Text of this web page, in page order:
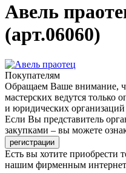
Авель
(арт.06060)
Покупателям
Обращаем Ваше внимание,
мастерских ведутся только
и юридических организаций
Если Вы представитель
закупками – вы можете
Есть вы хотите приобрести
нашим фирменным